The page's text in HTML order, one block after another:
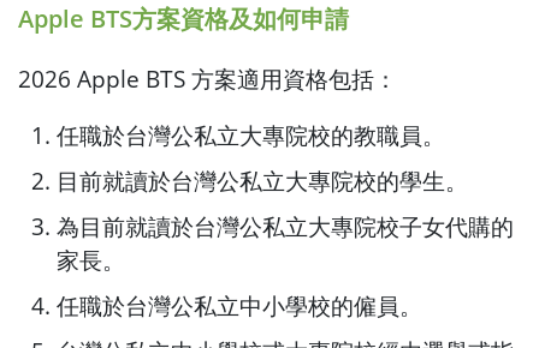
Apple BTS方案資格及如何申請
2026 Apple BTS 方案適用資格包括：
任職於台灣公私立大專院校的教職員。
目前就讀於台灣公私立大專院校的學生。
為目前就讀於台灣公私立大專院校子女代購的
家長。
任職於台灣公私立中小學校的僱員。